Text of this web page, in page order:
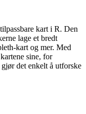
kart i R. Den
lage et bredt
kart og mer. Med
sine, for
det enkelt å utforske